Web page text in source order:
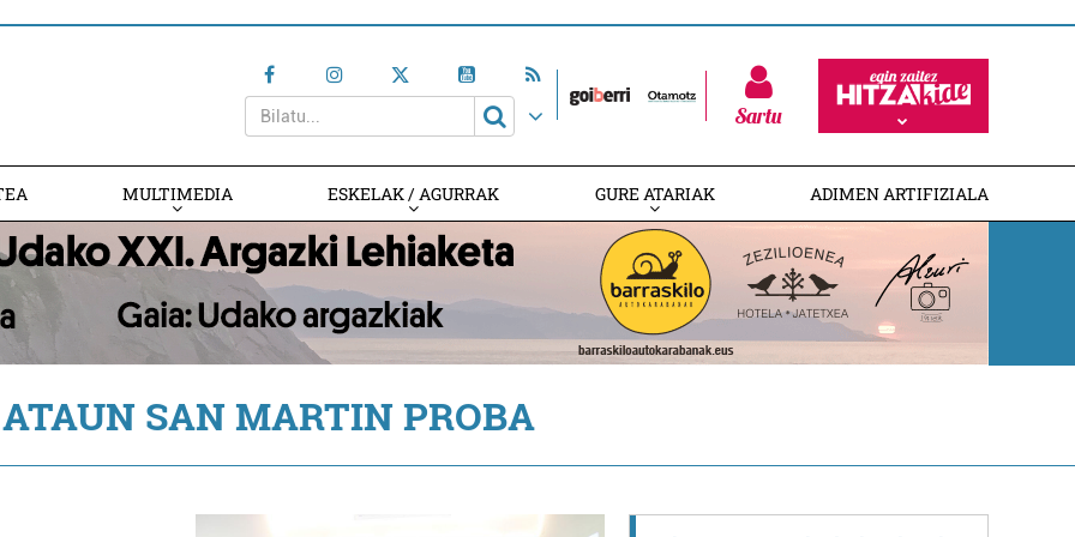
Sartu
MULTIMEDIA ESKELAK / AGURRAK GURE ATARIAK ADIMEN ARTIFIZIALA
ATAUN SAN MARTIN PROBA